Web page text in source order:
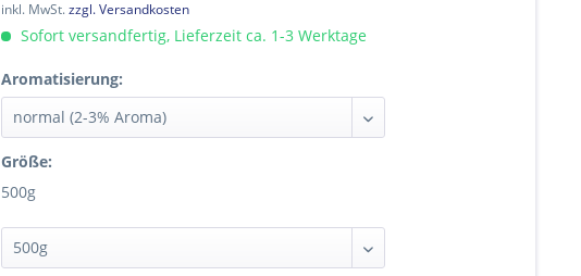
inkl. MwSt.zzgl. Versandkosten
Sofort versandfertig, Lieferzeit ca. 1-3 Werktage
Aromatisierung:
Größe:
500g